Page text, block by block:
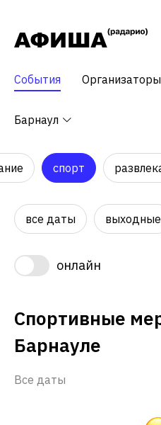
События Организаторы
Барнаул
спорт
все даты выходные
онлайн
Спортивные
Барнауле
Все даты